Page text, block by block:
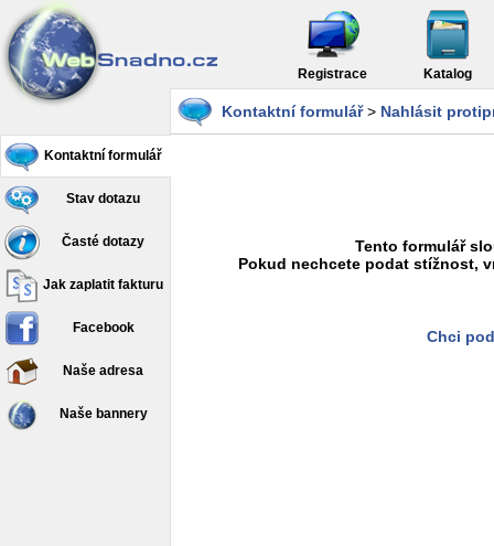
Registrace Katalog
Kontaktní formulář
Stav dotazu
Časté dotazy
Jak zaplatit fakturu
Facebook
Naše adresa
Naše bannery
Kontaktní formulář> Nahlásit
Tento formulář
Pokud nechcete podat stížnost,
Chci